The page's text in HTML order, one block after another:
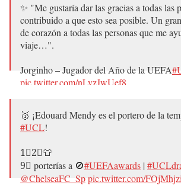
✨ "Me gustaría dar las gracias a todas las
contribuido a que esto sea posible. Un
de corazón a todas las personas que me
viaje…".
Jorginho – Jugador del Año de la UEFA
pic.twitter.com/nLyzJwUef8
2021
🥇 ¡Edouard Mendy es el portero de la
#UCL!
1⃣2⃣👕
9⃣ porterías a 🚫#UEFAawards |
@ChelseaFC_Sppic.twitter.com/